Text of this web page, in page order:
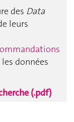
des Data
leurs
données
(.pdf)